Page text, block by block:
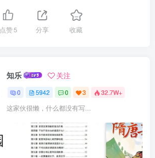
点赞5 分享 收藏
知乐 关注
0 5942 0 3 32.7W+
这家伙很懒，什么都没有写...